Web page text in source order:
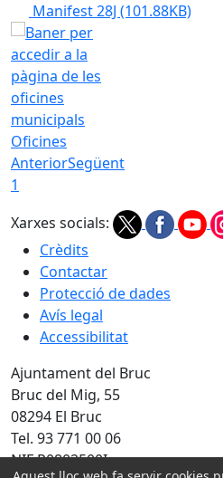
Manifest 28J (101.88KB)
Oficines
AnteriorSegüent
1
Xarxes socials:
Crèdits
Contactar
Protecció de dades
Avís legal
Accessibilitat
Ajuntament del Bruc
Bruc del Mig, 55
08294 El Bruc
Tel. 93 771 00 06
NIF P0802500I